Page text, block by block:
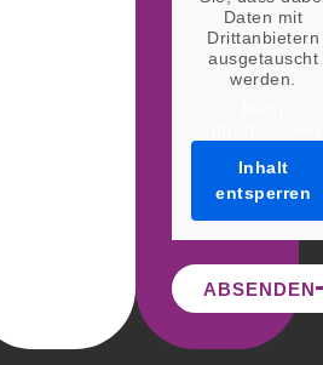
Daten mit
Drittanbietern
ausgetauscht
werden.
Inhalt
entsperren
ABSENDEN